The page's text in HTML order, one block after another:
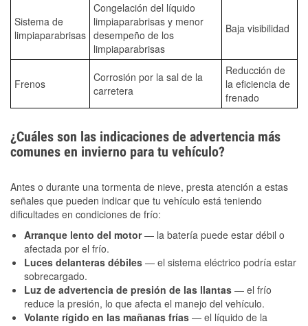
Sistema de
limpiaparabrisas
Congelación del líquido
limpiaparabrisas y menor
desempeño de los
limpiaparabrisas
Baja visibilidad
Frenos
Corrosión por la sal de la
carretera
Reducción de
la eficiencia de
frenado
¿Cuáles son las indicaciones de advertencia más
comunes en invierno para tu vehículo?
Antes o durante una tormenta de nieve, presta atención a estas
señales que pueden indicar que tu vehículo está teniendo
dificultades en condiciones de frío:
Arranque lento del motor— la batería puede estar débil o
afectada por el frío.
Luces delanteras débiles — el sistema eléctrico podría estar
sobrecargado.
Luz de advertencia de presión de las llantas — el frío
reduce la presión, lo que afecta el manejo del vehículo.
Volante rígido en las mañanas frías — el líquido de la